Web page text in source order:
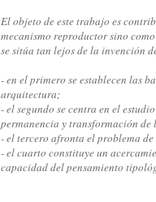
El objeto de este trabajo es
mecanismo reproductor sino
se sitúa tan lejos de la invención
- en el primero se establecen las
arquitectura;
- el segundo se centra en el
permanencia y transformación de
- el tercero afronta el problema
- el cuarto constituye un
capacidad del pensamiento